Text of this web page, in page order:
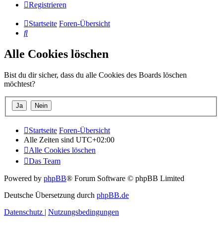
Registrieren
Startseite Foren-Übersicht
Suche
Alle Cookies löschen
Bist du dir sicher, dass du alle Cookies des Boards löschen
möchtest?
Startseite Foren-Übersicht
Alle Zeiten sind UTC+02:00
Alle Cookies löschen
Das Team
Powered by phpBB® Forum Software © phpBB Limited
Deutsche Übersetzung durch phpBB.de
Datenschutz | Nutzungsbedingungen